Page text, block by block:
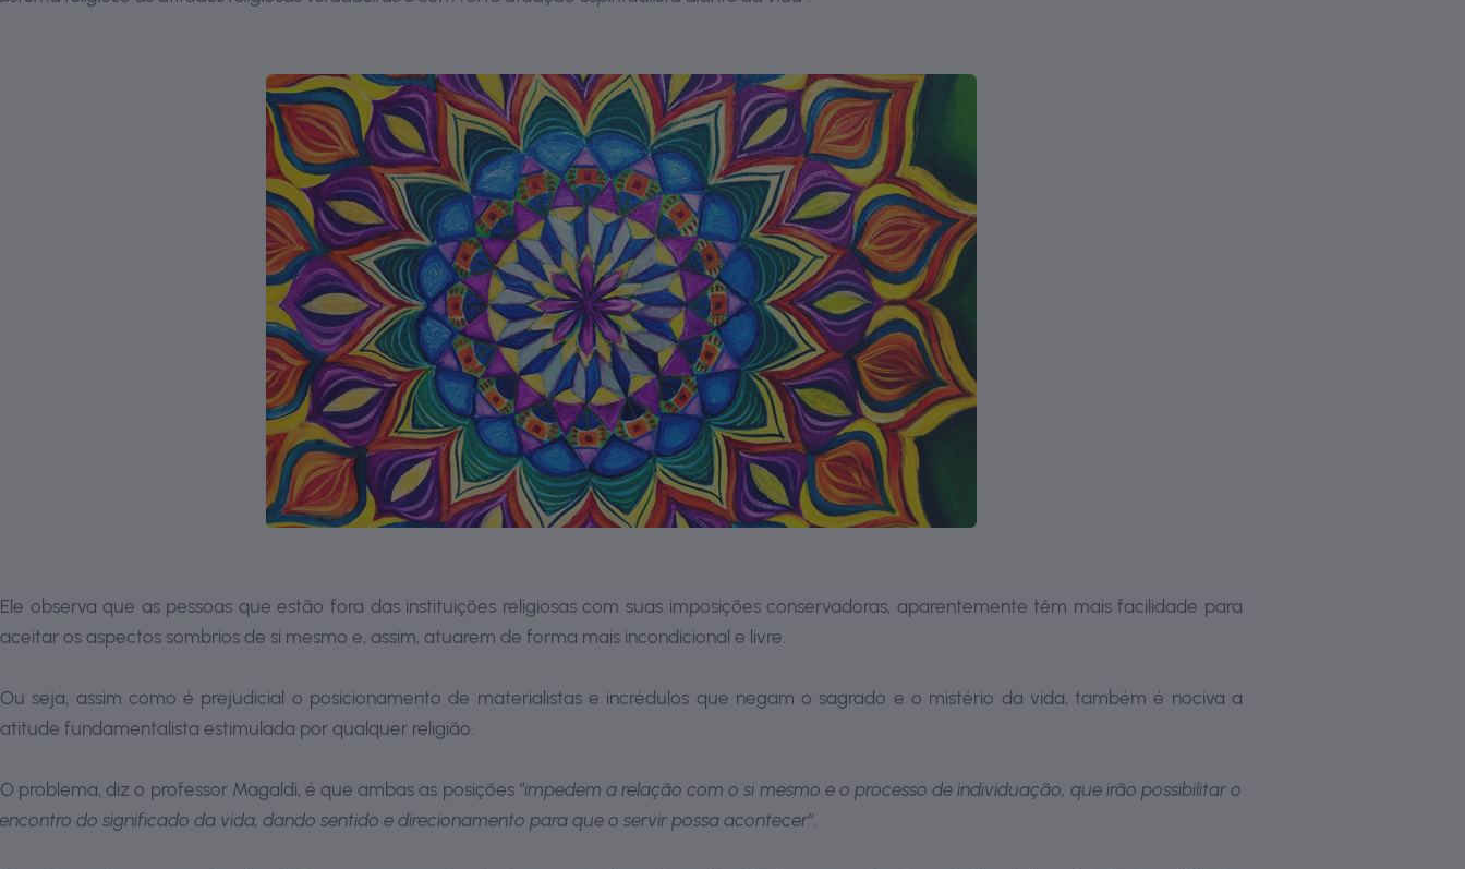
Ele observa que as pessoas que estão fora das instituições religiosas com suas imposições conservadoras, aparentemente têm mais facilidade para
aceitar os aspectos sombrios de si mesmo e, assim, atuarem de forma mais incondicional e livre.
Ou seja, assim como é prejudicial o posicionamento de materialistas e incrédulos que negam o sagrado e o mistério da vida, também é nociva a
atitude fundamentalista estimulada por qualquer religião.
O problema, diz o professor Magaldi, é que ambas as posições “impedem a relação com o si mesmo e o processo de individuação, que irão possibilitar o
encontro do significado da vida, dando sentido e direcionamento para que o servir possa acontecer”.